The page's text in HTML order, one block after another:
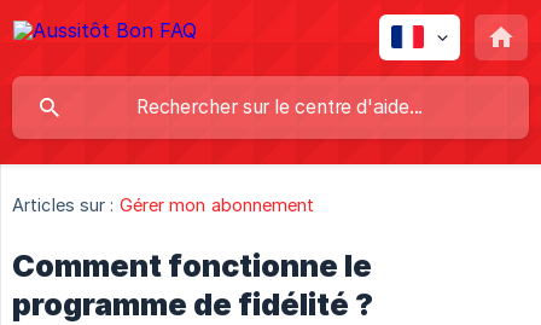
Articles sur : Gérer mon abonnement
Comment fonctionne le
programme de fidélité ?